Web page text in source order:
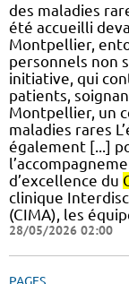
des maladies
été accueilli
Montpellier,
personnels non
initiative, qui
patients,
Montpellier, un
maladies rares
également [...]
d’excellence du
clinique
(CIMA), les
28/05/2026 02:00